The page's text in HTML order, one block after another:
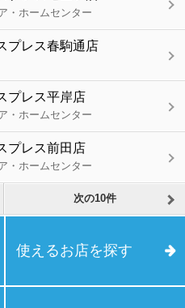
・ホームセンター
プレス春駒通店
プレス平岸店
・ホームセンター
プレス前田店
・ホームセンター
次の10件